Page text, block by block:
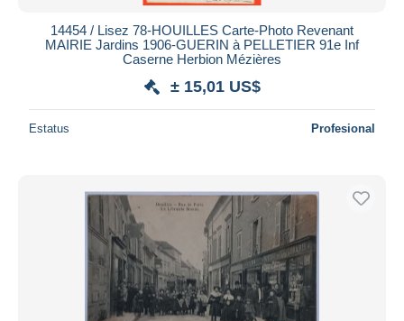
14454 / Lisez 78-HOUILLES Carte-Photo Revenant
MAIRIE Jardins 1906-GUERIN à PELLETIER 91e Inf
Caserne Herbion Mézières
± 15,01 US$
Estatus Profesional